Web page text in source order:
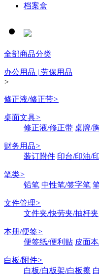
档案盒
全部商品分类
办公用品 | 劳保用品
>
修正液/修正带>
桌面文具>
修正液/修正带 桌牌/
财务用品>
装订附件 印台/印油/
笔类>
铅笔 中性笔/签字笔
文件管理>
文件夹/快劳夹/抽杆夹
本册/便签>
便签纸/便利贴 皮面
白板/附件>
白板/白板架/白板擦